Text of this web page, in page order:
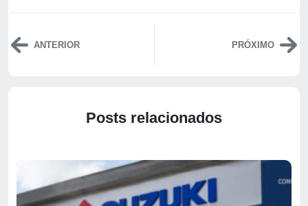
ANTERIOR PRÓXIMO
Posts relacionados